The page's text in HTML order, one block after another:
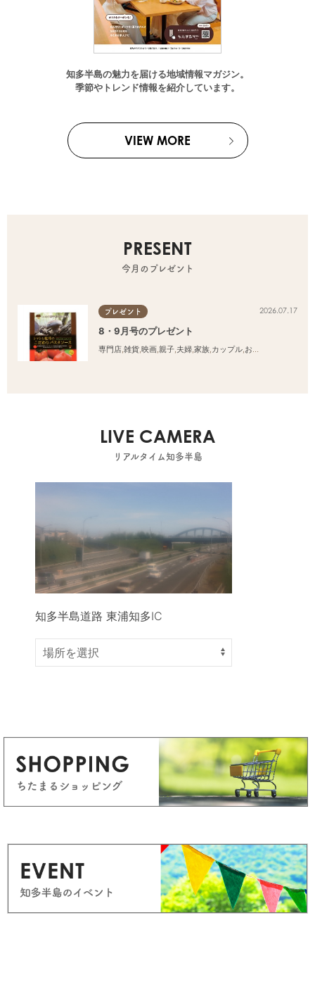
知多半島の魅力を届ける地域情報マガジン。
季節やトレンド情報を紹介しています。
VIEW MORE
PRESENT
今月のプレゼント
プレゼント 2026.07.17
8・9月号のプレゼント
専門店,雑貨,映画,親子,夫婦,家族,カップル,おひとりさま
LIVE CAMERA
リアルタイム知多半島
知多半島道路 東浦知多IC